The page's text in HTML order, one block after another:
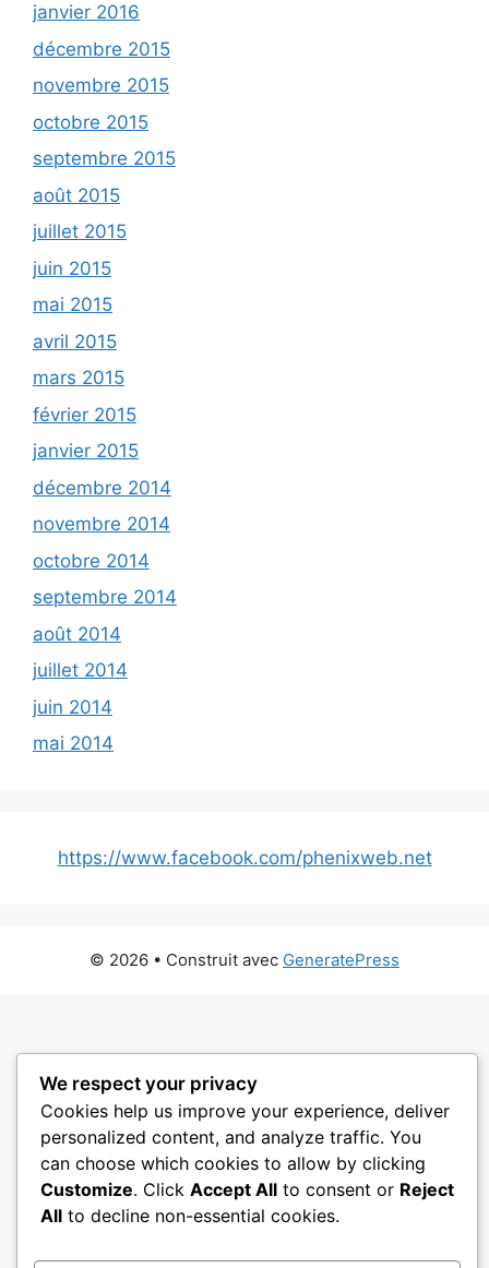
janvier 2016
décembre 2015
novembre 2015
octobre 2015
septembre 2015
août 2015
juillet 2015
juin 2015
mai 2015
avril 2015
mars 2015
février 2015
janvier 2015
décembre 2014
novembre 2014
octobre 2014
septembre 2014
août 2014
juillet 2014
juin 2014
mai 2014
https://www.facebook.com/phenixweb.net
© 2026 • Construit avec GeneratePress
We respect your privacy
Cookies help us improve your experience, deliver
personalized content, and analyze traffic. You
can choose which cookies to allow by clicking
Customize. Click Accept All to consent or Reject
All to decline non-essential cookies.